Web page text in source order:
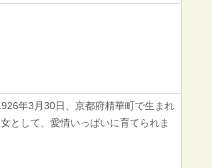
年3月30日、京都府精華町で生まれ
として、愛情いっぱいに育てられま